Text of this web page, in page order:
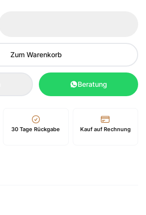
Zum Warenkorb
Beratung
30 Tage Rückgabe Kauf auf Rechnung